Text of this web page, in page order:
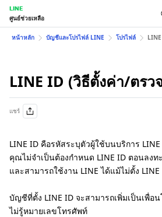
LINE
ศูนย์ช่วยเหลือ
หน้าหลัก บัญชีและโปรไฟล์ LINE โปรไฟล์
LINE ID (วิธีตั้งค่า/ตร
แชร์
LINE ID คือรหัสระบุตัวผู้ใช้บนบริการ LINE
คุณไม่จำเป็นต้องกำหนด LINE ID ตอนลง
และสามารถใช้งาน LINE ได้แม้ไม่ตั้ง LINE
บัญชีที่ตั้ง LINE ID จะสามารถเพิ่มเป็นเพื่อ
ไม่รู้หมายเลขโทรศัพท์